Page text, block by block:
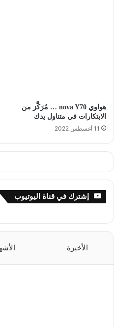
هواوي nova Y70 … مُرَكَّز من
الابتكارات في متناول يدك
11 أغسطس 2022
إشترك في قناة اليوتيوب
الأخيرة